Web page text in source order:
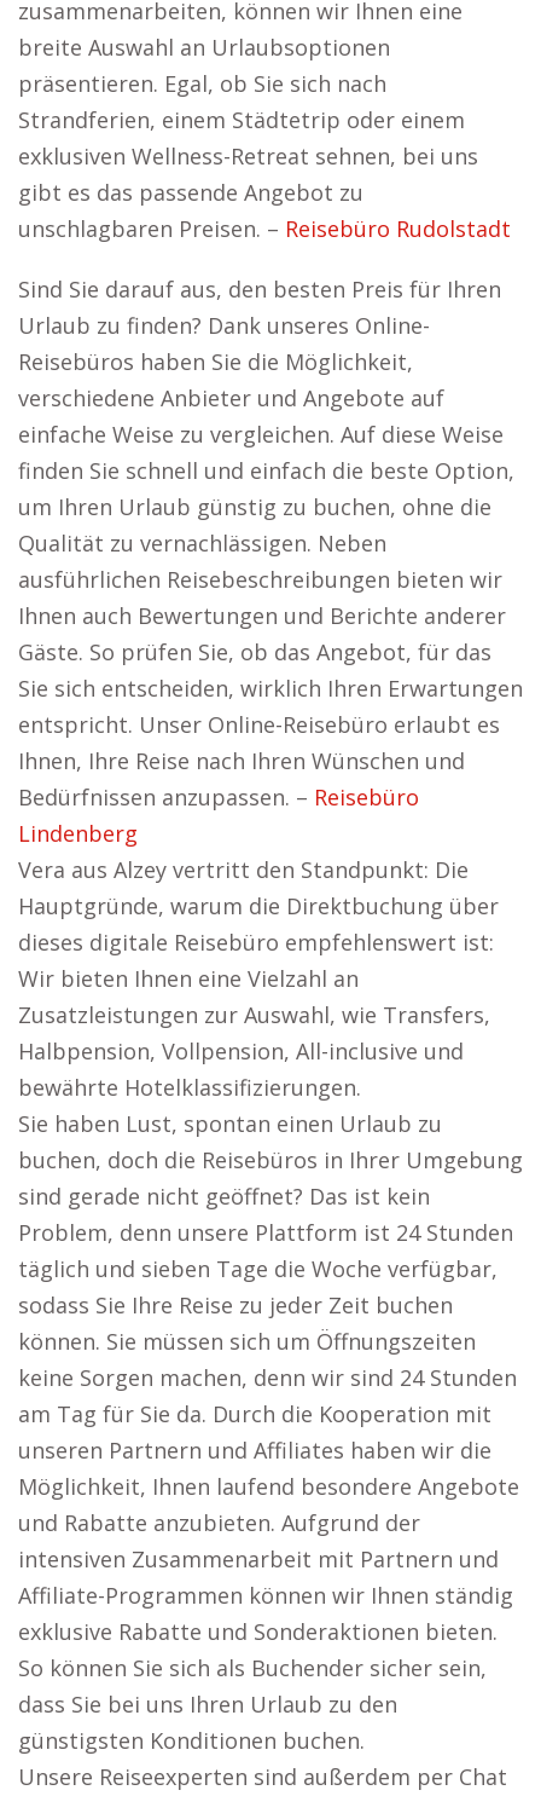
zusammenarbeiten, können wir Ihnen eine
breite Auswahl an Urlaubsoptionen
präsentieren. Egal, ob Sie sich nach
Strandferien, einem Städtetrip oder einem
exklusiven Wellness-Retreat sehnen, bei uns
gibt es das passende Angebot zu
unschlagbaren Preisen. – Reisebüro Rudolstadt
Sind Sie darauf aus, den besten Preis für Ihren
Urlaub zu finden? Dank unseres Online-
Reisebüros haben Sie die Möglichkeit,
verschiedene Anbieter und Angebote auf
einfache Weise zu vergleichen. Auf diese Weise
finden Sie schnell und einfach die beste Option,
um Ihren Urlaub günstig zu buchen, ohne die
Qualität zu vernachlässigen. Neben
ausführlichen Reisebeschreibungen bieten wir
Ihnen auch Bewertungen und Berichte anderer
Gäste. So prüfen Sie, ob das Angebot, für das
Sie sich entscheiden, wirklich Ihren Erwartungen
entspricht. Unser Online-Reisebüro erlaubt es
Ihnen, Ihre Reise nach Ihren Wünschen und
Bedürfnissen anzupassen. – Reisebüro
Lindenberg
Vera aus Alzey vertritt den Standpunkt: Die
Hauptgründe, warum die Direktbuchung über
dieses digitale Reisebüro empfehlenswert ist:
Wir bieten Ihnen eine Vielzahl an
Zusatzleistungen zur Auswahl, wie Transfers,
Halbpension, Vollpension, All-inclusive und
bewährte Hotelklassifizierungen.
Sie haben Lust, spontan einen Urlaub zu
buchen, doch die Reisebüros in Ihrer Umgebung
sind gerade nicht geöffnet? Das ist kein
Problem, denn unsere Plattform ist 24 Stunden
täglich und sieben Tage die Woche verfügbar,
sodass Sie Ihre Reise zu jeder Zeit buchen
können. Sie müssen sich um Öffnungszeiten
keine Sorgen machen, denn wir sind 24 Stunden
am Tag für Sie da. Durch die Kooperation mit
unseren Partnern und Affiliates haben wir die
Möglichkeit, Ihnen laufend besondere Angebote
und Rabatte anzubieten. Aufgrund der
intensiven Zusammenarbeit mit Partnern und
Affiliate-Programmen können wir Ihnen ständig
exklusive Rabatte und Sonderaktionen bieten.
So können Sie sich als Buchender sicher sein,
dass Sie bei uns Ihren Urlaub zu den
günstigsten Konditionen buchen.
Unsere Reiseexperten sind außerdem per Chat